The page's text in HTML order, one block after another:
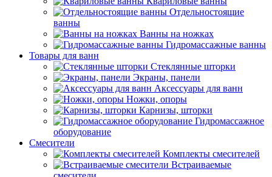
Отдельностоящие
ванны
Ванны на ножках
Гидромассажные ванны
Товары для ванн
Стеклянные шторки
Экраны, панели
Аксессуары для ванн
Ножки, опоры
Карнизы, шторки
Гидромассажное
оборудование
Смесители
Комплекты смесителей
Встраиваемые